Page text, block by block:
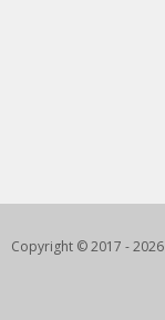
Copyright © 2017 - 2026